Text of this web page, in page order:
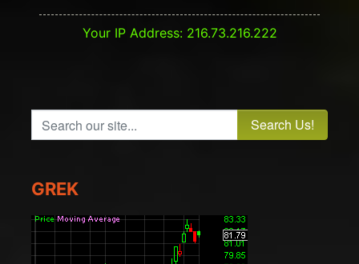
Your IP Address: 216.73.216.222
Search our site...
GREK